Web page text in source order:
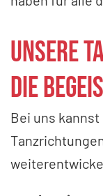
Unsere
die
Bei uns